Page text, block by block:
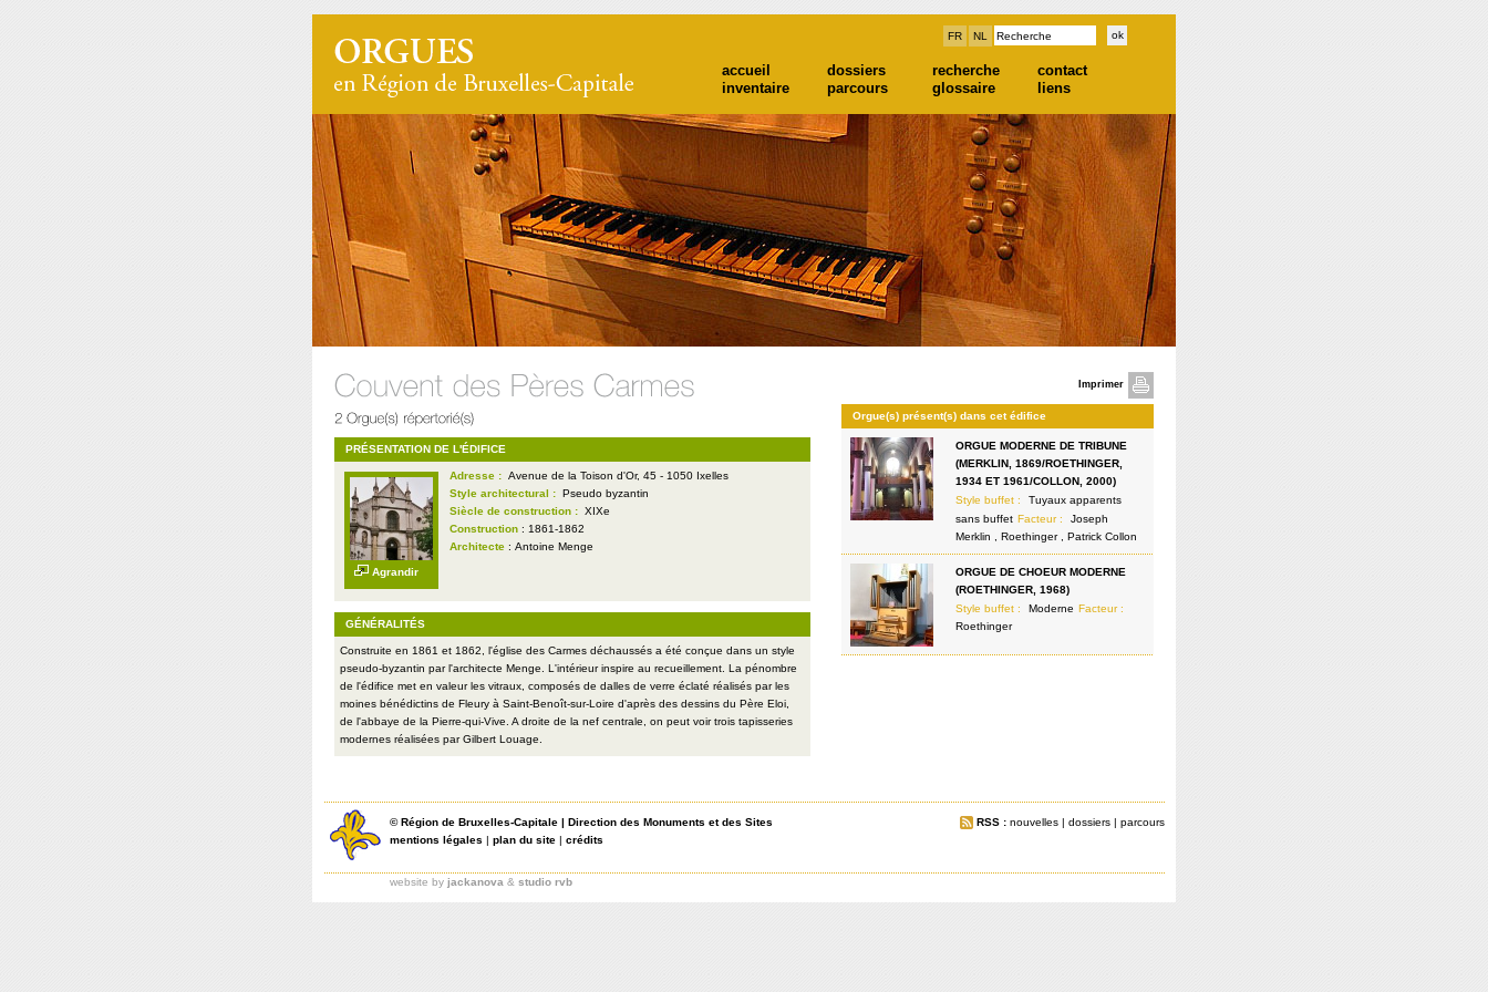
FR NL
accueil dossiers recherche
contact
inventaire
parcours glossaire liens
PRÉSENTATION DE L'ÉDIFICE
Agrandir
Adresse : Avenue de la Toison d'Or, 45 - 1050 Ixelles
Style architectural : Pseudo byzantin
Siècle de construction : XIXe
Construction : 1861-1862
Architecte : Antoine Menge
GÉNÉRALITÉS
Construite en 1861 et 1862, l'église des Carmes déchaussés a été conçue dans un style
pseudo-byzantin par l'architecte Menge. L'intérieur inspire au recueillement. La pénombre
de l'édifice met en valeur les vitraux, composés de dalles de verre éclaté réalisés par les
moines bénédictins de Fleury à Saint-Benoît-sur-Loire d'après des dessins du Père Eloi,
de l'abbaye de la Pierre-qui-Vive. A droite de la nef centrale, on peut voir trois tapisseries
modernes réalisées par Gilbert Louage.
Imprimer
Orgue(s) présent(s) dans cet édifice
ORGUE MODERNE DE TRIBUNE
(MERKLIN, 1869/ROETHINGER,
1934 ET 1961/COLLON, 2000)
Style buffet :
Tuyaux apparents
sans buffet Facteur :
Joseph
Merklin , Roethinger , Patrick Collon
ORGUE DE CHOEUR MODERNE
(ROETHINGER, 1968)
Style buffet :
Moderne Facteur :
Roethinger
RSS : nouvelles | dossiers | parcours
©Région de Bruxelles-Capitale | Direction des Monuments et des Sites
mentions légales | plan du site | crédits
website by jackanova & studio rvb